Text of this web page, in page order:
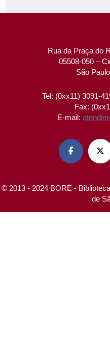
Rua da Praça do
05508-050 –
São
Tel: (0xx11) 3091-
Fax:
E-mail:
 
© 2013 - 2024 BORE -
de